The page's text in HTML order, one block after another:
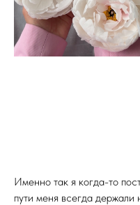
Именно так я когда-то
пути меня всегда держали